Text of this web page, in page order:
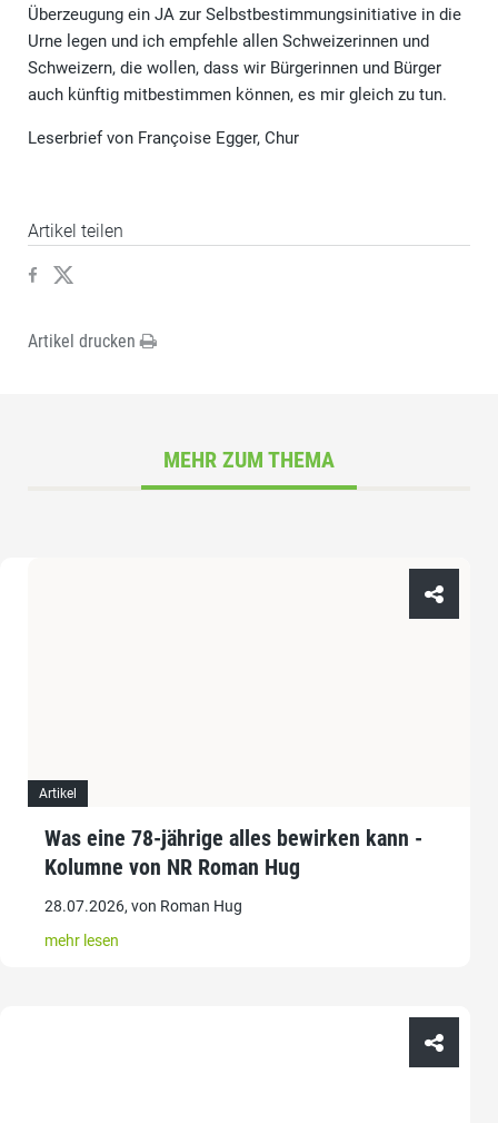
Überzeugung ein JA zur Selbstbestimmungsinitiative in die
Urne legen und ich empfehle allen Schweizerinnen und
Schweizern, die wollen, dass wir Bürgerinnen und Bürger
auch künftig mitbestimmen können, es mir gleich zu tun.
Leserbrief von Françoise Egger, Chur
Artikel teilen
Artikel drucken
MEHR ZUM THEMA
Artikel
Was eine 78-jährige alles bewirken kann -
Kolumne von NR Roman Hug
28.07.2026, von Roman Hug
mehr lesen